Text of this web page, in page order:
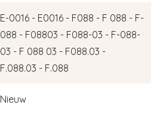
E-0016 - E0016 - F088 - F 088 - F-
088 - F08803 - F088-03 - F-088-
03 - F 088 03 - F088.03 -
F.088.03 - F.088
Nieuw